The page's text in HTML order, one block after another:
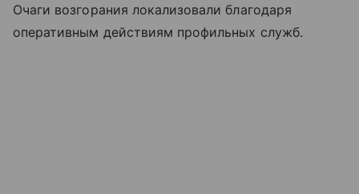
Очаги возгорания локализовали благодаря
оперативным действиям профильных служб.